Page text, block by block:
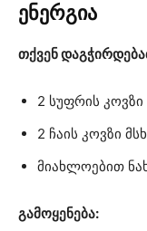
ენერგია
თქვენ
2 სუფრის
2 ჩაის კოვზი
მიახლოებით
გამოყენება: